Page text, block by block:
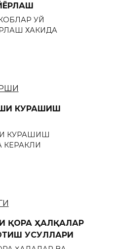
УЙ
ХАКИДА
КУРАШИШ
КУРАШИШ
КЕРАКЛИ
ҚОРА ҲАЛҚАЛАР
УСУЛЛАРИ